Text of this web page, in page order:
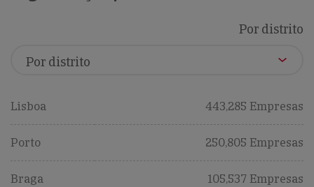
Por distrito
Lisboa 443,285 Empresas
Porto 250,805 Empresas
Braga 105,537 Empresas